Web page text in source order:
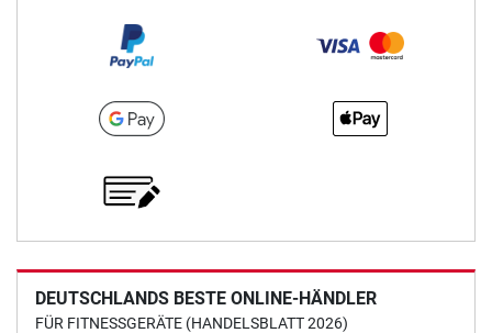
DEUTSCHLANDS BESTE ONLINE-HÄNDLER
FÜR FITNESSGERÄTE (HANDELSBLATT 2026)